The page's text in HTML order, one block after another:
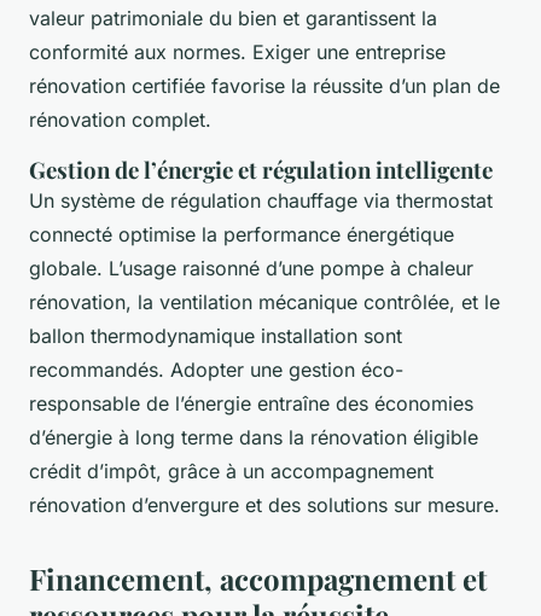
valeur patrimoniale du bien et garantissent la
conformité aux normes. Exiger une entreprise
rénovation certifiée favorise la réussite d’un plan de
rénovation complet.
Gestion de l’énergie et régulation intelligente
Un système de régulation chauffage via thermostat
connecté optimise la performance énergétique
globale. L’usage raisonné d’une pompe à chaleur
rénovation, la ventilation mécanique contrôlée, et le
ballon thermodynamique installation sont
recommandés. Adopter une gestion éco-
responsable de l’énergie entraîne des économies
d’énergie à long terme dans la rénovation éligible
crédit d’impôt, grâce à un accompagnement
rénovation d’envergure et des solutions sur mesure.
Financement, accompagnement et